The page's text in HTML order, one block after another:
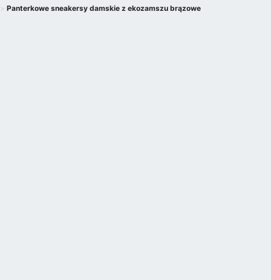
Panterkowe sneakersy damskie z ekozamszu brązowe